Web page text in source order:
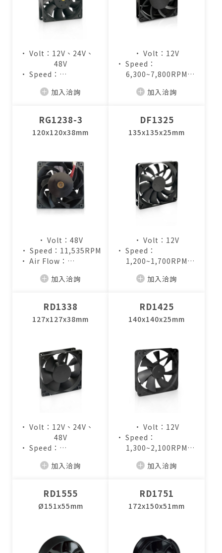
• Volt：12V、24V、
48V
• Speed：
• Air Flow：
加入洽詢
• Volt：12V
• Speed：
6,300~7,800RPM
210.0~260.2CFM
加入洽詢
RG1238-3
120x120x38mm
• Volt：48V
• Speed：11,535RPM
• Air Flow：
加入洽詢
DF1325
135x135x25mm
• Volt：12V
• Speed：
1,200~1,700RPM
64.4~91.2CFM
加入洽詢
RD1338
127x127x38mm
• Volt：12V、24V、
48V
• Speed：
• Air Flow：
加入洽詢
RD1425
140x140x25mm
• Volt：12V
• Speed：
1,300~2,100RPM
70.3~114.6CFM
加入洽詢
RD1555
Ø151x55mm
RD1751
172x150x51mm